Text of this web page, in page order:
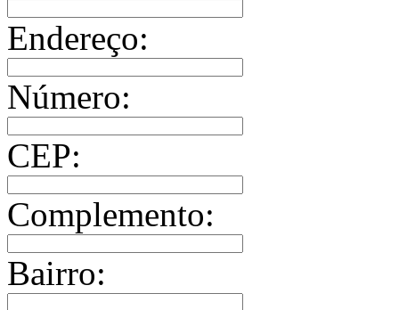
Endereço:
Número:
CEP:
Complemento:
Bairro: